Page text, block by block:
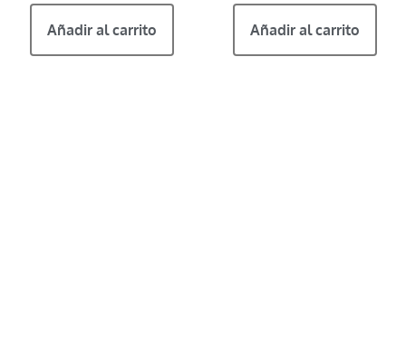
Añadir al carrito Añadir al carrito